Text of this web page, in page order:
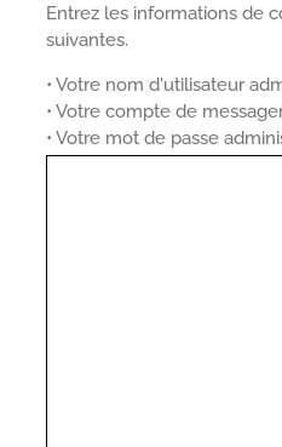
Entrez les informations de
suivantes.
• Votre nom d'utilisateur
• Votre compte de
• Votre mot de passe